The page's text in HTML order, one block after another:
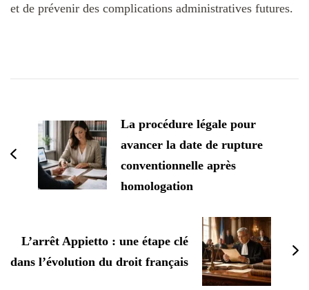
et de prévenir des complications administratives futures.
La procédure légale pour
avancer la date de rupture
conventionnelle après
homologation
L’arrêt Appietto : une étape clé
dans l’évolution du droit français